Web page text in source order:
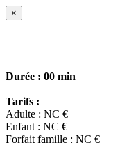
×
Durée : 00 min
Tarifs :
Adulte : NC €
Enfant : NC €
Forfait famille : NC €